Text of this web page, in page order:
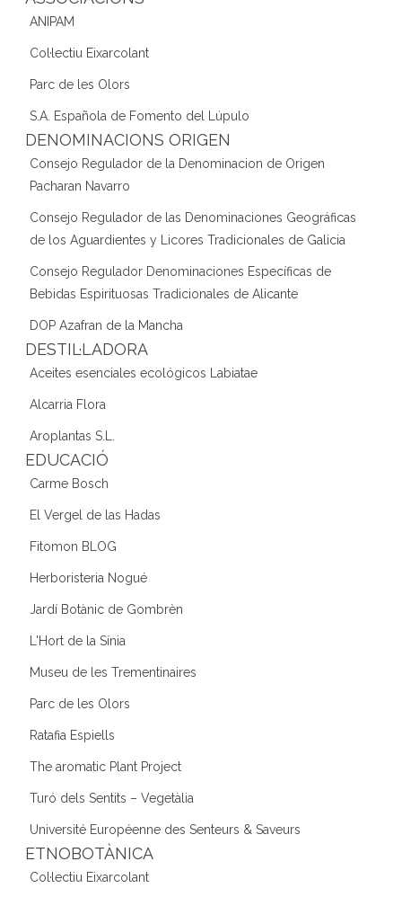
ANIPAM
Col·lectiu Eixarcolant
Parc de les Olors
S.A. Española de Fomento del Lúpulo
DENOMINACIONS ORIGEN
Consejo Regulador de la Denominacion de Origen
Pacharan Navarro
Consejo Regulador de las Denominaciones Geográficas
de los Aguardientes y Licores Tradicionales de Galicia
Consejo Regulador Denominaciones Específicas de
Bebidas Espirituosas Tradicionales de Alicante
DOP Azafran de la Mancha
DESTIL·LADORA
Aceites esenciales ecológicos Labiatae
Alcarria Flora
Aroplantas S.L.
EDUCACIÓ
Carme Bosch
El Vergel de las Hadas
Fitomon BLOG
Herboristeria Nogué
Jardí Botànic de Gombrèn
L'Hort de la Sínia
Museu de les Trementinaires
Parc de les Olors
Ratafia Espiells
The aromatic Plant Project
Turó dels Sentits – Vegetàlia
Université Européenne des Senteurs & Saveurs
ETNOBOTÀNICA
Col·lectiu Eixarcolant